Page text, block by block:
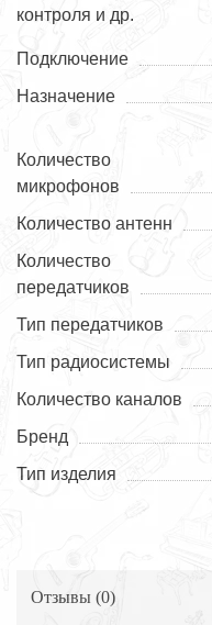
контроля и др.
Подключение
Назначение
Количество
микрофонов
Количество антенн
Количество
передатчиков
Тип передатчиков
Тип радиосистемы
Количество каналов
Бренд
Тип изделия
Отзывы (0)